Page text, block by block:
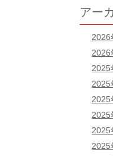
アー
2026
2026
2025
2025
2025
2025
2025
2025